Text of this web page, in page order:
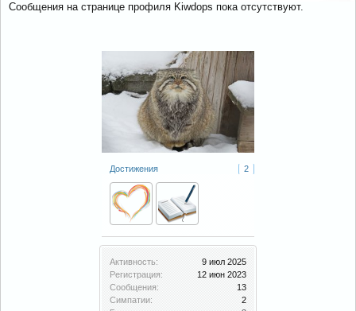
Достижения 2
Активность:
9 июл 2025
Регистрация:
12 июн 2023
Сообщения:
13
Симпатии:
2
Сообщения на странице профиля Kiwdops пока отсутствуют.